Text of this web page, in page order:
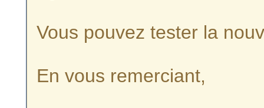
Vous pouvez tester la
En vous remerciant,